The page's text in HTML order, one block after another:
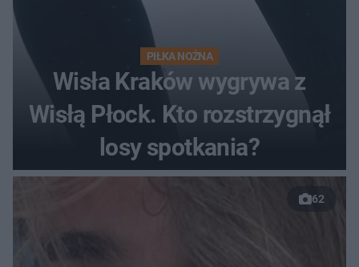
PIŁKA NOŻNA
Wisła Kraków wygrywa z
Wisłą Płock. Kto rozstrzygnął
losy spotkania?
62